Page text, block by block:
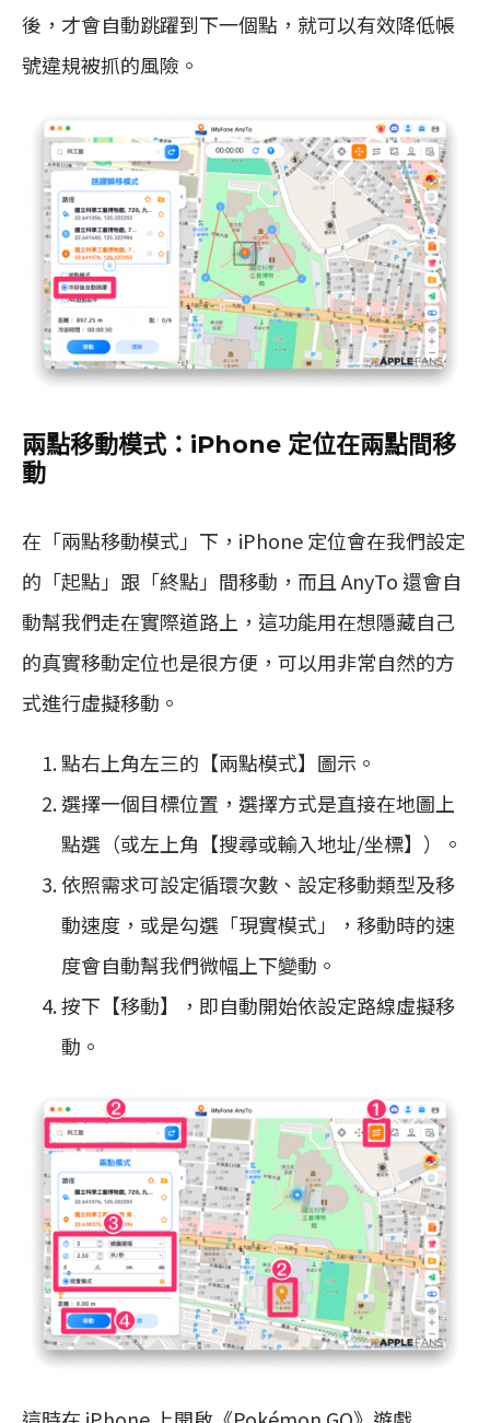
後，才會自動跳躍到下一個點，就可以有效降低帳
號違規被抓的風險。
兩點移動模式：iPhone 定位在兩點間移
動
在「兩點移動模式」下，iPhone 定位會在我們設定
的「起點」跟「終點」間移動，而且 AnyTo 還會自
動幫我們走在實際道路上，這功能用在想隱藏自己
的真實移動定位也是很方便，可以用非常自然的方
式進行虛擬移動。
點右上角左三的【兩點模式】圖示。
選擇一個目標位置，選擇方式是直接在地圖上
點選（或左上角【搜尋或輸入地址/坐標】）。
依照需求可設定循環次數、設定移動類型及移
動速度，或是勾選「現實模式」，移動時的速
度會自動幫我們微幅上下變動。
按下【移動】，即自動開始依設定路線虛擬移
動。